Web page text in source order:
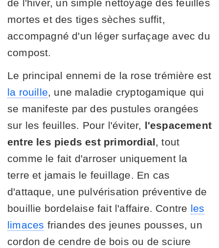
de l'hiver, un simple nettoyage des feuilles
mortes et des tiges sèches suffit,
accompagné d'un léger surfaçage avec du
compost.
Le principal ennemi de la rose trémière est
la rouille, une maladie cryptogamique qui
se manifeste par des pustules orangées
sur les feuilles. Pour l'éviter, l'espacement
entre les pieds est primordial, tout
comme le fait d'arroser uniquement la
terre et jamais le feuillage. En cas
d'attaque, une pulvérisation préventive de
bouillie bordelaise fait l'affaire. Contre les
limaces friandes des jeunes pousses, un
cordon de cendre de bois ou de sciure